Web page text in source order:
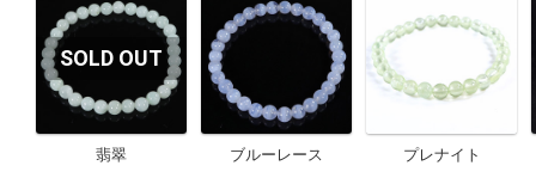
翡翠 ブルーレース プレナイト